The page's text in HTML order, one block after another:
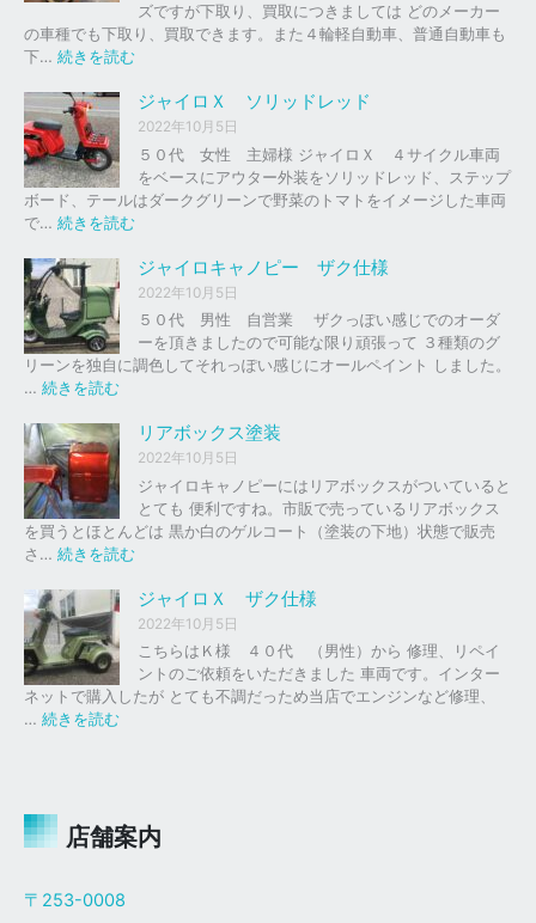
ズですが下取り、買取につきましては どのメーカー
の車種でも下取り、買取できます。また４輪軽自動車、普通自動車も
下… 続きを読む
ャ
イ
ロ
以
外
の
イ
ク
車
下
、
買
取
を
は
ま
し
た
。
ジャイロＸ ソリッドレッド
2022年10月5日
５０代 女性 主婦様 ジャイロＸ ４サイクル車両
をベースにアウター外装をソリッドレッド、ステップ
ボード、テールはダークグリーンで野菜のトマトをイメージした車両
で… 続きを読む
ャ
イ
ロ
ッ
ド
ッ
ド
ジャイロキャノピー ザク仕様
2022年10月5日
５０代 男性 自営業 ザクっぽい感じでのオーダ
ーを頂きましたので可能な限り頑張って ３種類のグ
リーンを独自に調色してそれっぽい感じにオールペイント しました。
… 続きを読む
イ
ロ
キ
ャ
ノ
ピ
ー
ザ
ク
仕
様
リアボックス塗装
2022年10月5日
ジャイロキャノピーにはリアボックスがついていると
とても 便利ですね。市販で売っているリアボックス
を買うとほとんどは 黒か白のゲルコート（塗装の下地）状態で販売
さ… 続きを読む
ア
ボ
ッ
ク
ス
ジャイロＸ ザク仕様
2022年10月5日
こちらはＫ様 ４０代 （男性）から 修理、リペイ
ントのご依頼をいただきました 車両です。インター
ネットで購入したが とても不調だっため当店でエンジンなど修理、
… 続きを読む
Ｘ
ク
店舗案内
〒253-0008